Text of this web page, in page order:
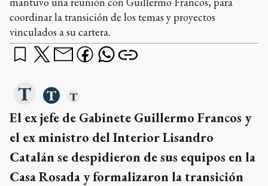
coordinar la transición de los temas y proyectos
vinculados a su cartera.
El ex jefe de Gabinete Guillermo Francos y
el ex ministro del Interior Lisandro
Catalán se despidieron de sus equipos en la
Casa Rosada y formalizaron la transición